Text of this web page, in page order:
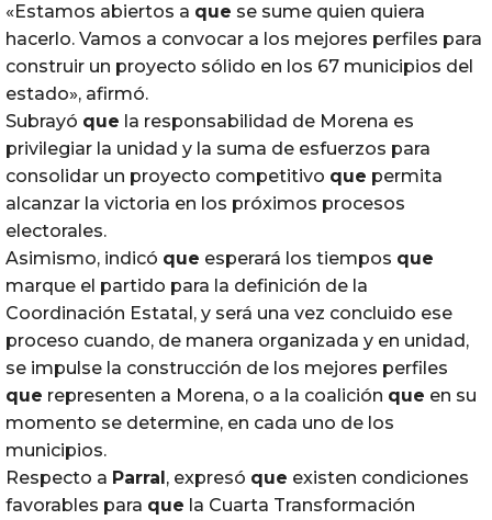
«Estamos abiertos a que se sume quien quiera
hacerlo. Vamos a convocar a los mejores perfiles para
construir un proyecto sólido en los 67 municipios del
estado», afirmó.
Subrayó que la responsabilidad de Morena es
privilegiar la unidad y la suma de esfuerzos para
consolidar un proyecto competitivo que permita
alcanzar la victoria en los próximos procesos
electorales.
Asimismo, indicó que esperará los tiempos que
marque el partido para la definición de la
Coordinación Estatal, y será una vez concluido ese
proceso cuando, de manera organizada y en unidad,
se impulse la construcción de los mejores perfiles
que representen a Morena, o a la coalición que en su
momento se determine, en cada uno de los
municipios.
Respecto a Parral, expresó que existen condiciones
favorables para que la Cuarta Transformación